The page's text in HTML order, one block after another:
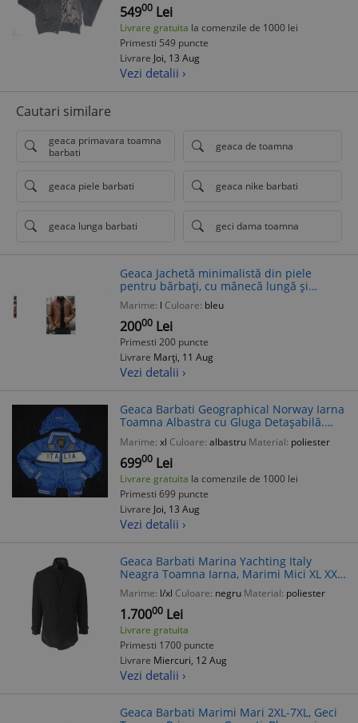
54900 Lei
Livrare gratuita la comenzile de 1000 lei
Primesti 549 puncte
Livrare Joi, 13 Aug
Vezi detalii ›
Cautari similare
geaca primavara toamna
barbati
geaca de toamna
geaca piele barbati geaca nike barbati
geaca lunga barbati geci dama toamna
Geaca Jachetă minimalistă din piele
pentru bărbați, cu mânecă lungă și
fermoar frontal, la modă, pentru toamna
și iarna - Marime L
Marime: l Culoare: bleu
20000 Lei
Primesti 200 puncte
Livrare Marți, 11 Aug
Vezi detalii ›
Geaca Barbati Geographical Norway Iarna
Toamna Albastra cu Gluga Detașabilă.
Pufoaica Barbateasca Calduroasa,
Buzunare, Logo Brodat Italia
Marime: xl Culoare: albastru Material: poliester
69900 Lei
Livrare gratuita la comenzile de 1000 lei
Primesti 699 puncte
Livrare Joi, 13 Aug
Vezi detalii ›
Geaca Barbati Marina Yachting Italy
Neagra Toamna Iarna, Marimi Mici XL XXL,
Buzunare Interne si Frontale
Marime: l/xl Culoare: negru Material: poliester
1.70000 Lei
Livrare gratuita
Primesti 1700 puncte
Livrare Miercuri, 12 Aug
Vezi detalii ›
Geaca Barbati Marimi Mari 2XL-7XL, Geci